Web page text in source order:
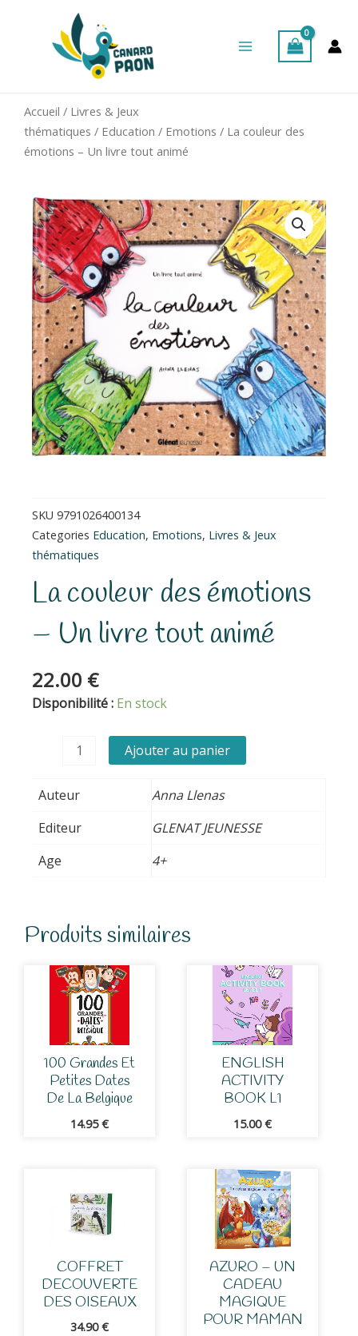
Menu
Accueil / Livres & Jeux
thématiques / Education / Emotions / La couleur des
émotions – Un livre tout animé
SKU 9791026400134
Categories Education, Emotions, Livres & Jeux
thématiques
La couleur des émotions
– Un livre tout animé
22.00 €
Disponibilité : En stock
quantité
émotions
livre
Ajouter au panier
Auteur
Anna Llenas
Editeur
GLENAT JEUNESSE
Age
4+
Produits similaires
100 Grandes Et
Petites Dates
De La Belgique
14.95€
ENGLISH
ACTIVITY
BOOK L1
15.00€
COFFRET
DECOUVERTE
DES OISEAUX
34.90€
AZURO – UN
CADEAU
MAGIQUE
POUR MAMAN